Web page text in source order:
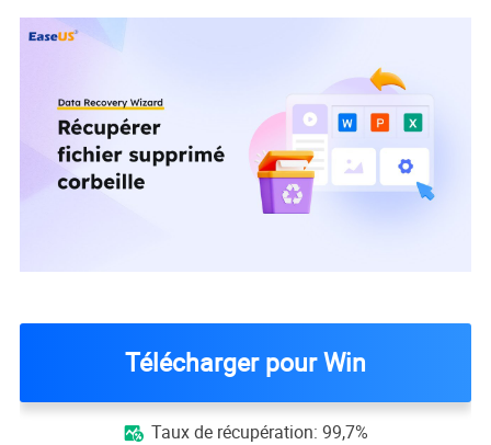
Télécharger pour Win
 Taux de récupération: 99,7%